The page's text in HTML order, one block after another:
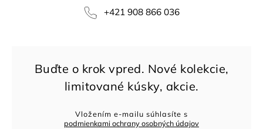
+421 908 866 036
Vložením e-mailu súhlasíte s
podmienkami ochrany osobných údajov